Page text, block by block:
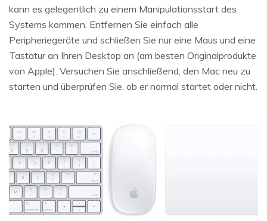
kann es gelegentlich zu einem Manipulationsstart des
Systems kommen. Entfernen Sie einfach alle
Peripheriegeräte und schließen Sie nur eine Maus und eine
Tastatur an Ihren Desktop an (am besten Originalprodukte
von Apple). Versuchen Sie anschließend, den Mac neu zu
starten und überprüfen Sie, ob er normal startet oder nicht.